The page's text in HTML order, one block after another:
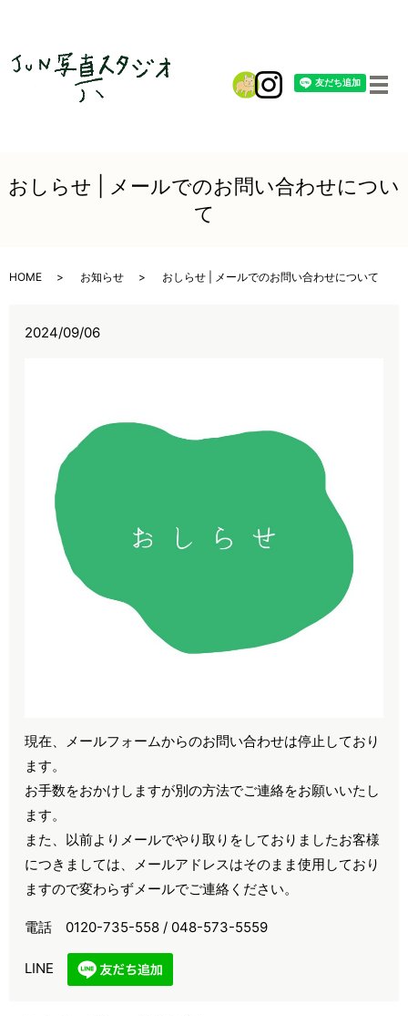
メ
おしらせ | メールでのお問い合わせについ
て
HOME お知らせ おしらせ | メールでのお問い合わせについて
2024/09/06
現在、メールフォームからのお問い合わせは停止しており
ます。
お手数をおかけしますが別の方法でご連絡をお願いいたし
ます。
また、以前よりメールでやり取りをしておりましたお客様
につきましては、メールアドレスはそのまま使用しており
ますので変わらずメールでご連絡ください。
電話 0120-735-558 / 048-573-5559
LINE